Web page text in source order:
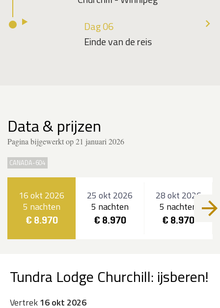
Dag 06
Einde van de reis
Data & prijzen
Pagina bijgewerkt op 21 januari 2026
CANADA-604
16 okt 2026
5 nachten
€ 8.970
25 okt 2026
5 nachten
€ 8.970
28 okt 2026
5 nachten
€ 8.970
Tundra Lodge Churchill: ijsberen!
Vertrek16 okt 2026